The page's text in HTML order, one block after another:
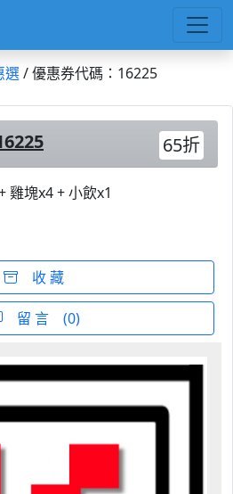
選/ 優惠券代碼：16225
65折
雞塊x4 + 小飲x1
收 藏
留 言 (0)